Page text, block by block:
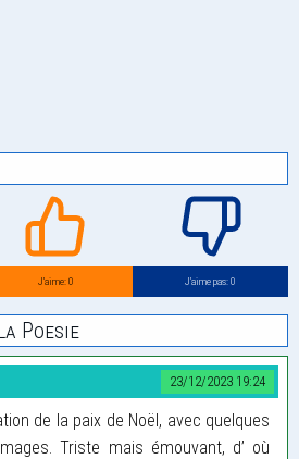
J’aime: 0 J’aime pas: 0
Poesie
23/12/2023 19:24
de la paix de Noël, avec quelques
Triste mais émouvant, d’ où